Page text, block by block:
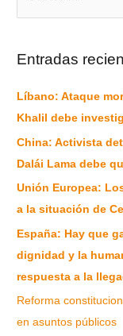
Entradas
Líbano: Ataque
Khalil debe
China: Activista
Dalái Lama debe
Unión Europea:
a la situación de
España: Hay que
dignidad y la
respuesta a la
Reforma
en asuntos públicos